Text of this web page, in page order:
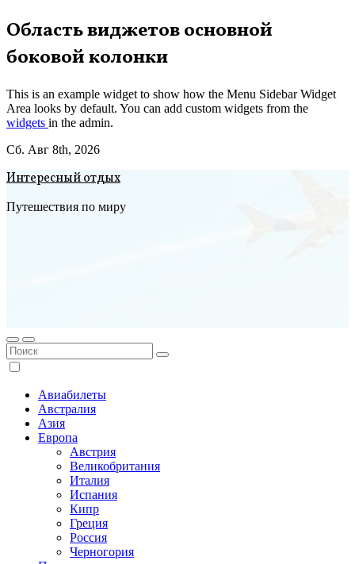
Перейти
к
содержимому
Область виджетов основной
боковой колонки
This is an example widget to show how the Menu Sidebar Widget
Area looks by default. You can add custom widgets from the
widgets in the admin.
Сб. Авг 8th, 2026
Интересный отдых
Путешествия по миру
Авиабилеты
Австралия
Азия
Европа
Австрия
Великобритания
Италия
Испания
Кипр
Греция
Россия
Черногория